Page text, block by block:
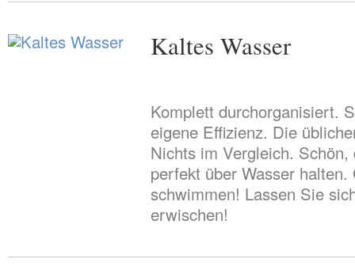
Kaltes Wasser
Komplett durchorganisiert.
eigene Effizienz. Die
Nichts im Vergleich.
perfekt über Wasser halten.
schwimmen! Lassen Sie
erwischen!